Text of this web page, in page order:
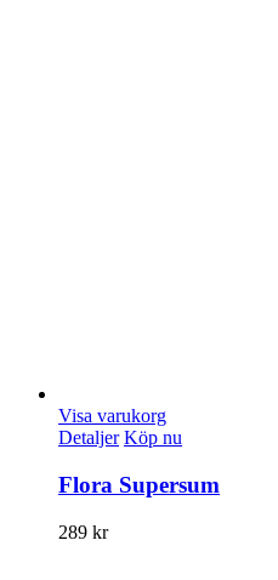
Visa varukorg
Detaljer Köp nu
Flora Supersum
289 kr